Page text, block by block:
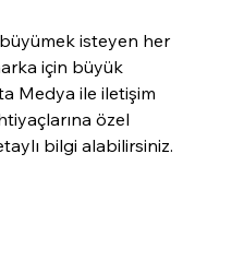
isteyen her
için büyük
Medya ile iletişim
özel
bilgi alabilirsiniz.